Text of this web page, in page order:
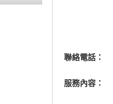
聯絡電話：
服務內容：